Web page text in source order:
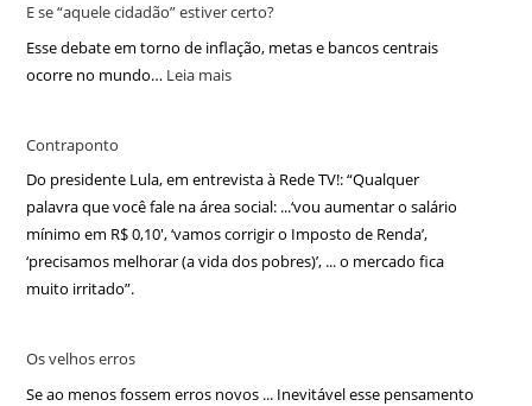
E se “aquele cidadão” estiver certo?
Esse debate em torno de inflação, metas e bancos centrais
ocorre no mundo… Leia mais
Contraponto
Do presidente Lula, em entrevista à Rede TV!: “Qualquer
palavra que você fale na área social: ...‘vou aumentar o salário
mínimo em R$ 0,10′, ‘vamos corrigir o Imposto de Renda’,
‘precisamos melhorar (a vida dos pobres)’, ... o mercado fica
muito irritado”.
Os velhos erros
Se ao menos fossem erros novos ... Inevitável esse pensamento